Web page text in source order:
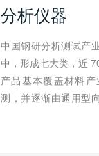
防护试验设施，可为
询服务等业务。
分析仪器
中国钢研分析测试产
中，形成七大类，近
产品基本覆盖材料
测，并逐渐由通用型